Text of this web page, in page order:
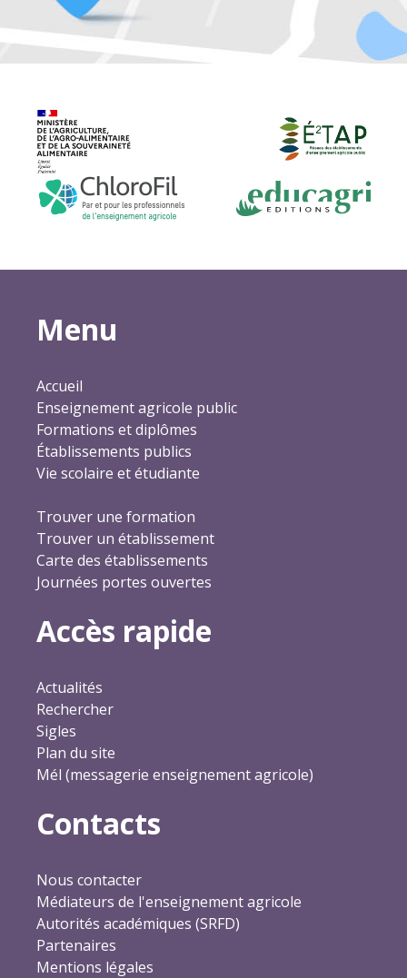
Menu
Accueil
Enseignement agricole public
Formations et diplômes
Établissements publics
Vie scolaire et étudiante
Trouver une formation
Trouver un établissement
Carte des établissements
Journées portes ouvertes
Accès rapide
Actualités
Rechercher
Sigles
Plan du site
Mél (messagerie enseignement agricole)
Contacts
Nous contacter
Médiateurs de l'enseignement agricole
Autorités académiques (SRFD)
Partenaires
Mentions légales